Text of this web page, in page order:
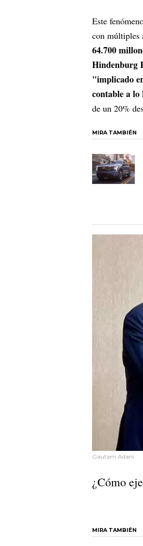
Este
con
64.700
Hindenburg
"implicado
contable a lo
de un 20%
MIRA TAMBIÉN
Gautam Adani
¿Cómo
MIRA TAMBIÉN